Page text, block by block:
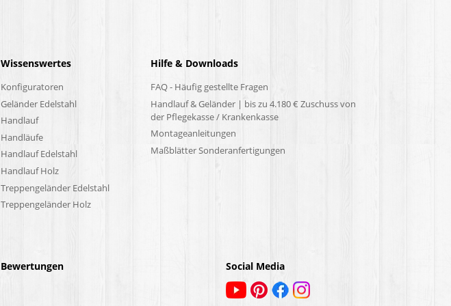
Wissenswertes
Konfiguratoren
Geländer Edelstahl
Handlauf
Handläufe
Handlauf Edelstahl
Handlauf Holz
Treppengeländer Edelstahl
Treppengeländer Holz
Hilfe & Downloads
FAQ - Häufig gestellte Fragen
Handlauf & Geländer | bis zu 4.180 € Zuschuss von
der Pflegekasse / Krankenkasse
Montageanleitungen
Maßblätter Sonderanfertigungen
Bewertungen Social Media